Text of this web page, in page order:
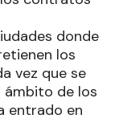
donde
los
vez que se
ámbito de los
entrado en